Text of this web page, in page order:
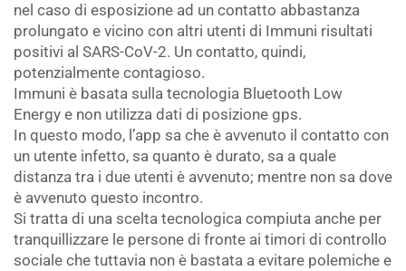
nel caso di esposizione ad un contatto abbastanza
prolungato e vicino con altri utenti di Immuni risultati
positivi al SARS-CoV-2. Un contatto, quindi,
potenzialmente contagioso.
Immuni è basata sulla tecnologia Bluetooth Low
Energy e non utilizza dati di posizione gps.
In questo modo, l’app sa che è avvenuto il contatto con
un utente infetto, sa quanto è durato, sa a quale
distanza tra i due utenti è avvenuto; mentre non sa dove
è avvenuto questo incontro.
Si tratta di una scelta tecnologica compiuta anche per
tranquillizzare le persone di fronte ai timori di controllo
sociale che tuttavia non è bastata a evitare polemiche e